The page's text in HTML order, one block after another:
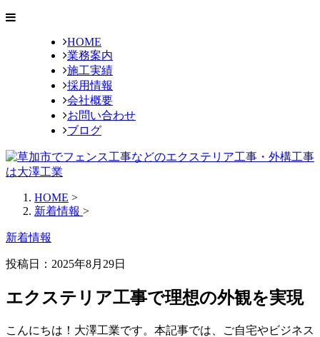
HOME
業務案内
施工実績
採用情報
会社概要
お問い合わせ
ブログ
HOME >
新着情報 >
新着情報
投稿日：2025年8月29日
エクステリア工事で理想の外観を実現
こんにちは！大澤工業です。本記事では、ご自宅やビジネス